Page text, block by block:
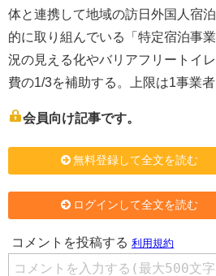
体と連携して地域の訪日外国人宿
的に取り組んでいる「特定宿泊事
況の見える化やバリアフリートイ
費の1/3を補助する。上限は1事業者
会員向け記事です。
無料登録して全文を読む
ログインして全文を読む